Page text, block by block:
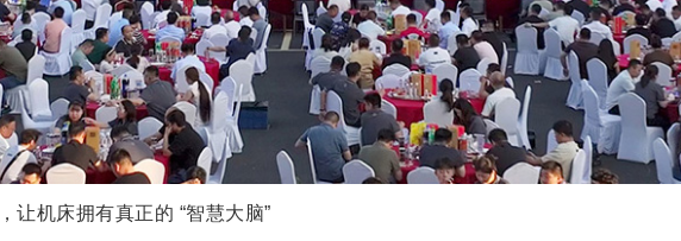
让机床拥有真正的 “智慧大脑”